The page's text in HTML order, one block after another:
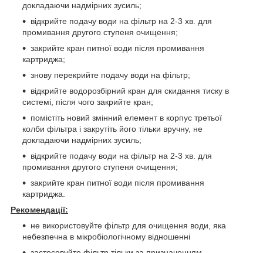
докладаючи надмірних зусиль;
відкрийте подачу води на фільтр на 2-3 хв. для
промивання другого ступеня очищення;
закрийте кран питної води після промивання
картриджа;
знову перекрийте подачу води на фільтр;
відкрийте водорозбірний кран для скидання тиску в
системі, після чого закрийте кран;
помістіть новий змінний елемент в корпус третьої
колби фільтра і закрутіть його тільки вручну, не
докладаючи надмірних зусиль;
відкрийте подачу води на фільтр на 2-3 хв. для
промивання другого ступеня очищення;
закрийте кран питної води після промивання
картриджа.
Рекомендації:
не використовуйте фільтр для очищення води, яка
небезпечна в мікробіологічному відношенні